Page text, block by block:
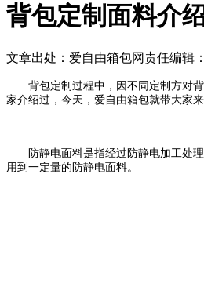
背包定制面料介
文章出处：爱自由箱包网责任编辑
背包定制过程中，因不同定制方对背
家介绍过，今天，爱自由箱包就带大家
防静电面料是指经过防静电加工处理
用到一定量的防静电面料。